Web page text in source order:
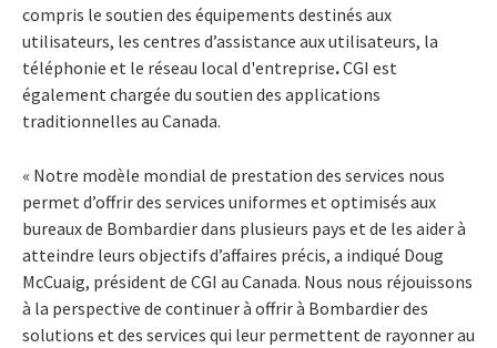
compris le soutien des équipements destinés aux
utilisateurs, les centres d’assistance aux utilisateurs, la
téléphonie et le réseau local d'entreprise.CGI est
également chargée du soutien des applications
traditionnelles au Canada.
« Notre modèle mondial de prestation des services nous
permet d’offrir des services uniformes et optimisés aux
bureaux de Bombardier dans plusieurs pays et de les aider à
atteindre leurs objectifs d’affaires précis, a indiqué Doug
McCuaig, président de CGI au Canada. Nous nous réjouissons
à la perspective de continuer à offrir à Bombardier des
solutions et des services qui leur permettent de rayonner au